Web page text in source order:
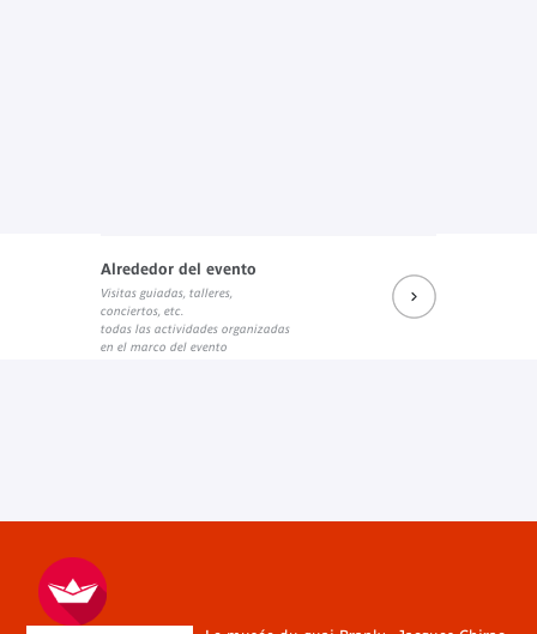
Alrededor del evento
Visitas guiadas, talleres,
conciertos, etc.
todas las actividades organizadas
en el marco del evento